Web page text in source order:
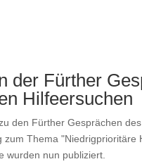
der Fürther
Hilfeersuchen
den Fürther Gesprächen
zum Thema "Niedrigprioritäre
wurden nun publiziert.